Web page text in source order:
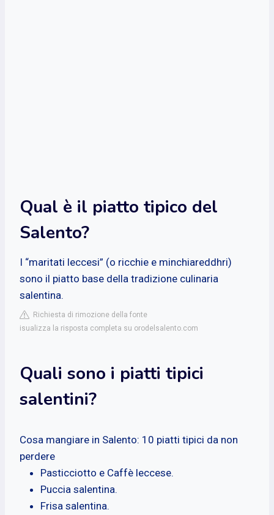
Qual è il piatto tipico del
Salento?
I “maritati leccesi” (o ricchie e minchiareddhri)
sono il piatto base della tradizione culinaria
salentina.
Richiesta di rimozione della fonte
isualizza la risposta completa su orodelsalento.com
Quali sono i piatti tipici
salentini?
Cosa mangiare in Salento: 10 piatti tipici da non
perdere
Pasticciotto e Caffè leccese.
Puccia salentina.
Frisa salentina.